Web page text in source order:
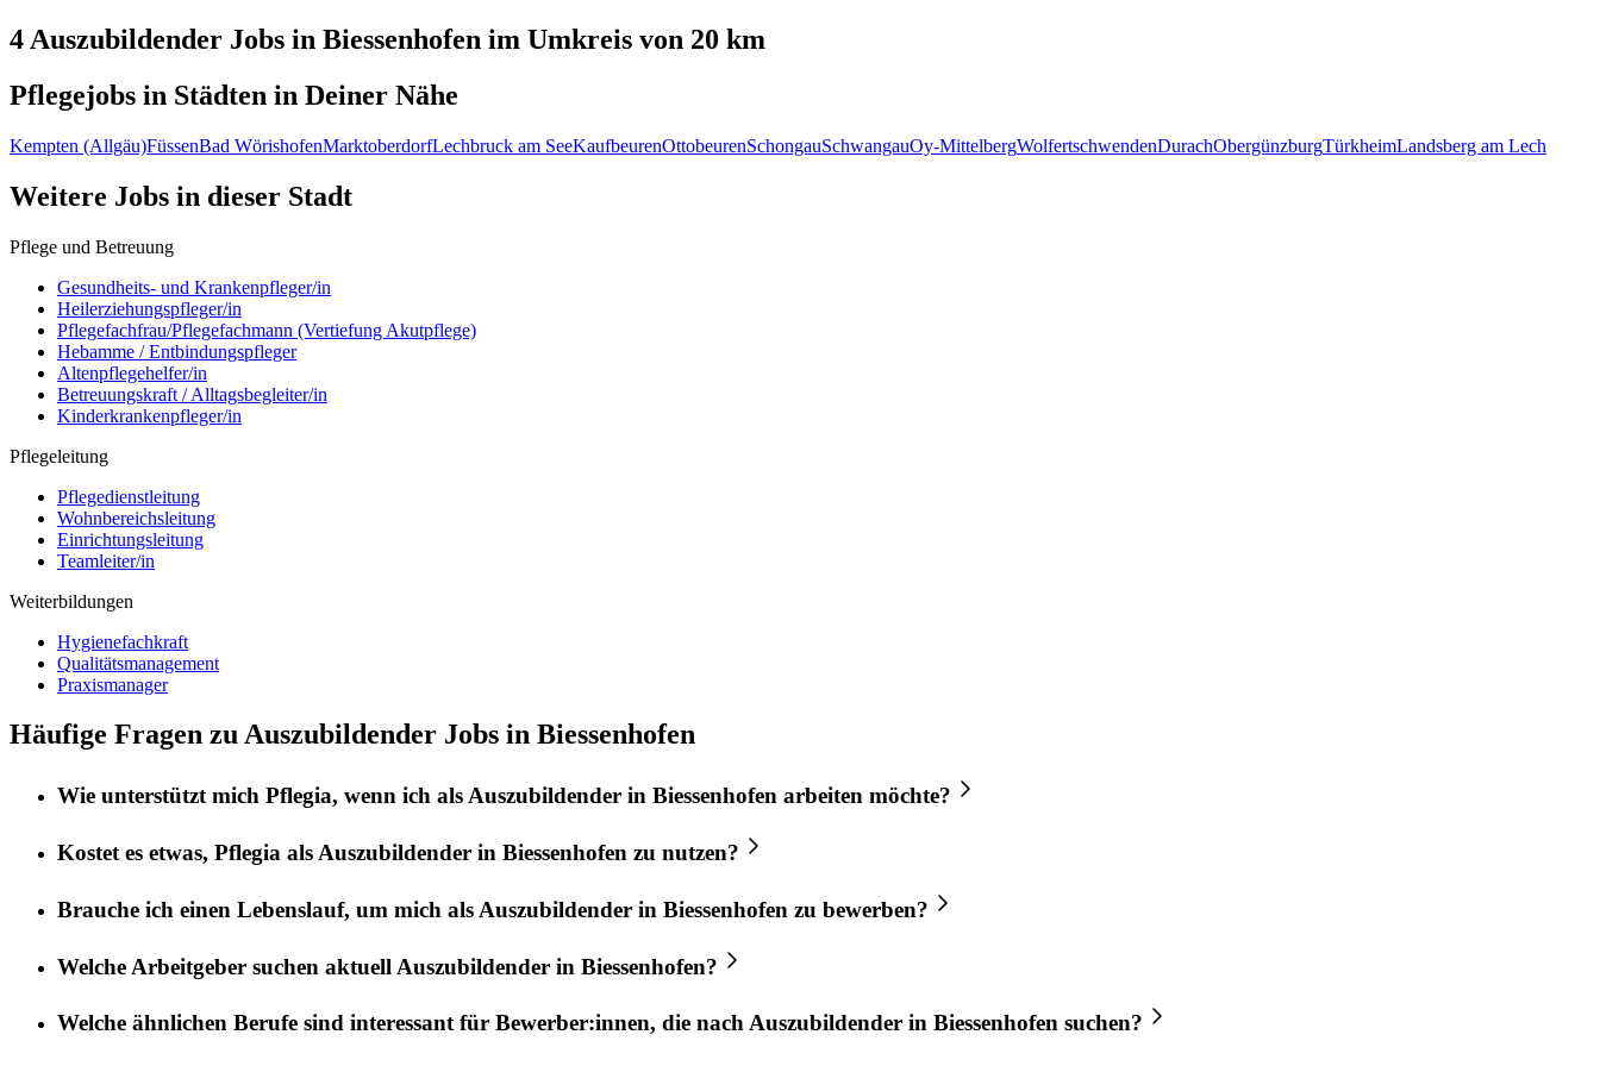
4 Auszubildender Jobs in Biessenhofen im Umkreis von 20 km
Pflegejobs in Städten in Deiner Nähe
Kempten (Allgäu)FüssenBad WörishofenMarktoberdorfLechbruck am SeeKaufbeurenOttobeurenSchongauSchwangauOy-MittelbergWolfertschwendenDurachObergünzburgTürkheimLandsberg am Lech
Weitere Jobs in dieser Stadt
Pflege und Betreuung
Gesundheits- und Krankenpfleger/in
Heilerziehungspfleger/in
Pflegefachfrau/Pflegefachmann (Vertiefung Akutpflege)
Hebamme / Entbindungspfleger
Altenpflegehelfer/in
Betreuungskraft / Alltagsbegleiter/in
Kinderkrankenpfleger/in
Pflegeleitung
Pflegedienstleitung
Wohnbereichsleitung
Einrichtungsleitung
Teamleiter/in
Weiterbildungen
Hygienefachkraft
Qualitätsmanagement
Praxismanager
Häufige Fragen zu Auszubildender Jobs in Biessenhofen
Wie unterstützt mich Pflegia, wenn ich alsAuszubildender in Biessenhofen arbeiten möchte?
Kostet es etwas, Pflegia als Auszubildender in Biessenhofen zu nutzen?
Brauche ich einen Lebenslauf, um mich als Auszubildender in Biessenhofen zu bewerben?
Welche Arbeitgeber suchen aktuell Auszubildender in Biessenhofen?
Welche ähnlichen Berufe sind interessant für Bewerber:innen, die nachAuszubildender in Biessenhofen suchen?